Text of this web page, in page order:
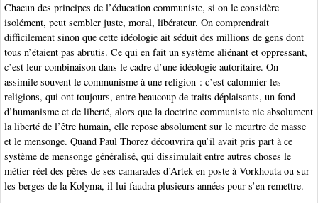
Chacun des principes de l’éducation communiste, si on le considère
isolément, peut sembler juste, moral, libérateur. On comprendrait
difficilement sinon que cette idéologie ait séduit des millions de gens dont
tous n’étaient pas abrutis. Ce qui en fait un système aliénant et oppressant,
c’est leur combinaison dans le cadre d’une idéologie autoritaire. On
assimile souvent le communisme à une religion : c’est calomnier les
religions, qui ont toujours, entre beaucoup de traits déplaisants, un fond
d’humanisme et de liberté, alors que la doctrine communiste nie absolument
la liberté de l’être humain, elle repose absolument sur le meurtre de masse
et le mensonge. Quand Paul Thorez découvrira qu’il avait pris part à ce
système de mensonge généralisé, qui dissimulait entre autres choses le
métier réel des pères de ses camarades d’Artek en poste à Vorkhouta ou sur
les berges de la Kolyma, il lui faudra plusieurs années pour s’en remettre.